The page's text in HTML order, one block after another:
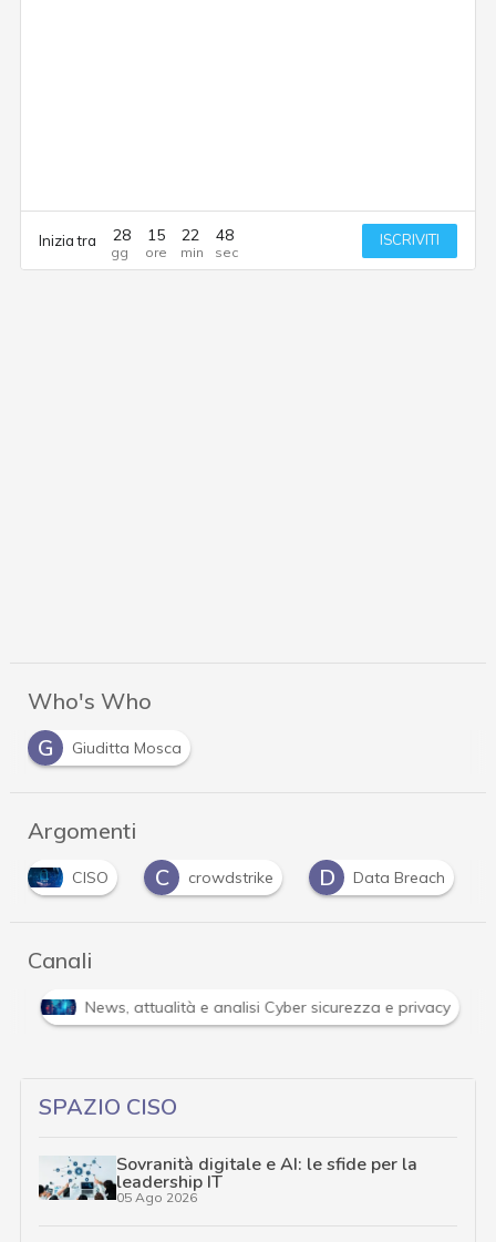
Inizia tra 28 15 22 48 ISCRIVITI
Who's Who
G
Giuditta Mosca
Argomenti
CISO C crowdstrike D Data Breach
Canali
News, attualità e analisi Cyber sicurezza e privacy
SPAZIO CISO
Sovranità digitale e AI: le sfide per la
leadership IT
05 Ago 2026